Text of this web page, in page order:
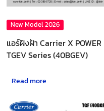
New Model 2026
แอร์ฝังฝ้า Carrier X POWER
TGEV Series (40BGEV)
Read more